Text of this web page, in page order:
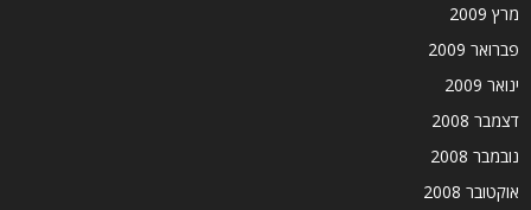
מרץ 2009
פברואר 2009
ינואר 2009
דצמבר 2008
נובמבר 2008
אוקטובר 2008